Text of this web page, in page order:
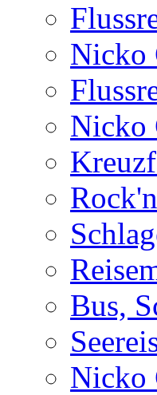
Nicko
Nicko
Bus,
Nicko